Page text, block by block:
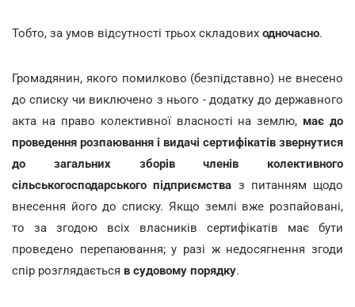
Тобто, за умов відсутності трьох складових одночасно.
Громадянин, якого помилково (безпідставно) не внесено
до списку чи виключено з нього - додатку до державного
акта на право колективної власності на землю, має до
проведення розпаювання і видачі сертифікатів звернутися
до загальних зборів членів колективного
сільськогосподарського підприємства з питанням щодо
внесення його до списку. Якщо землі вже розпайовані,
то за згодою всіх власників сертифікатів має бути
проведено перепаювання; у разі ж недосягнення згоди
спір розглядається в судовому порядку.